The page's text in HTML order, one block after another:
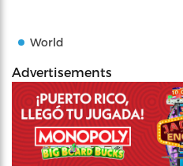
World
Advertisements